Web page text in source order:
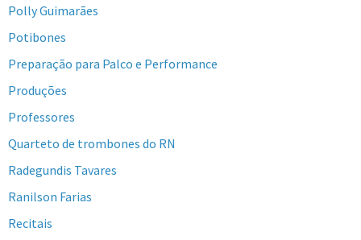
Polly Guimarães
Potibones
Preparação para Palco e Performance
Produções
Professores
Quarteto de trombones do RN
Radegundis Tavares
Ranilson Farias
Recitais